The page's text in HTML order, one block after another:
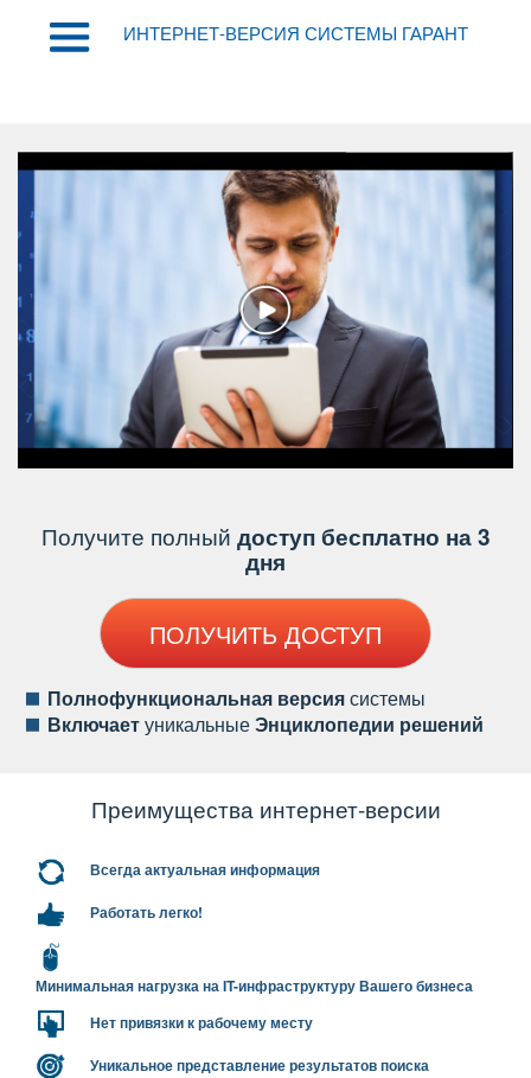
ИНТЕРНЕТ-ВЕРСИЯ СИСТЕМЫ ГАРАНТ
Получите полный доступ бесплатно на 3
дня
ПОЛУЧИТЬ ДОСТУП
Полнофункциональная версиясистемы
ключаетуникальныеЭнциклопедии решений
Преимущества интернет-версии
сегда актуальная информация
Работать легко!
Минимальная нагрузка на IT-инфраструктуру Вашего бизнеса
Нет привязки к рабочему месту
Уникальное представление результатов поиска